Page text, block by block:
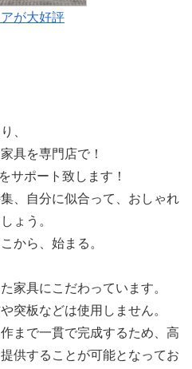
が大好評
、
具を専門店で！
サポート致します！
、自分に似合って、おしゃれ
ょう。
から、始まる。
家具にこだわっています。
突板などは使用しません。
まで一貫で完成するため、高
供することが可能となってお